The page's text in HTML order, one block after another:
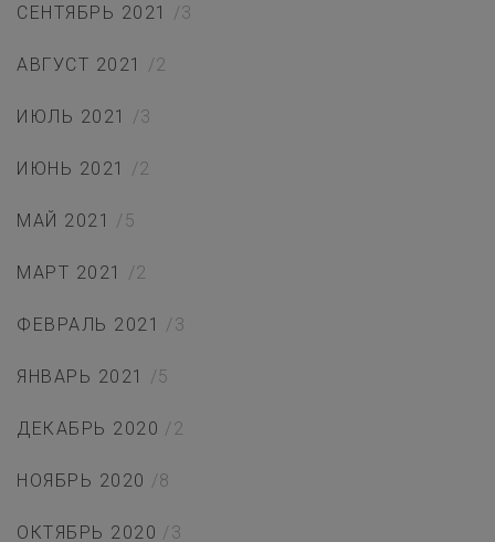
СЕНТЯБРЬ 2021 /3
АВГУСТ 2021 /2
ИЮЛЬ 2021 /3
ИЮНЬ 2021 /2
МАЙ 2021 /5
МАРТ 2021 /2
ФЕВРАЛЬ 2021 /3
ЯНВАРЬ 2021 /5
ДЕКАБРЬ 2020 /2
НОЯБРЬ 2020 /8
ОКТЯБРЬ 2020 /3